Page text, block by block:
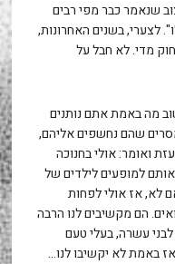
שנאמר כבר מפי רבים
לצערי, בשנים האחרונות,
מדי. לא חבל על
מה באמת אתם נותנים
שהם נחשפים אליהם,
ואומר: אולי בחנוכה
למופעים לילדים של
לכרטיס). ואם לא, אז אולי לפחות
הם מקשיבים לנו הרבה
עשרה, בעלי טעם
באמת לא יקשיבו לנו…